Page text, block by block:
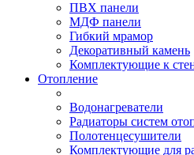
ПВХ панели
МДФ панели
Гибкий мрамор
Декоративный камень
Комплектующие к
Отопление
Водонагреватели
Радиаторы систем
Полотенцесушители
Комплектующие для